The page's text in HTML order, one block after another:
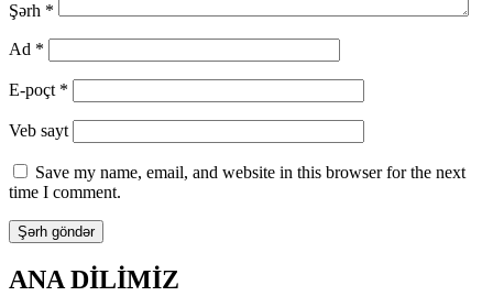
Şərh *
Ad *
E-poçt *
Veb sayt
Save my name, email, and website in this browser for the next
time I comment.
ANA DİLİMİZ